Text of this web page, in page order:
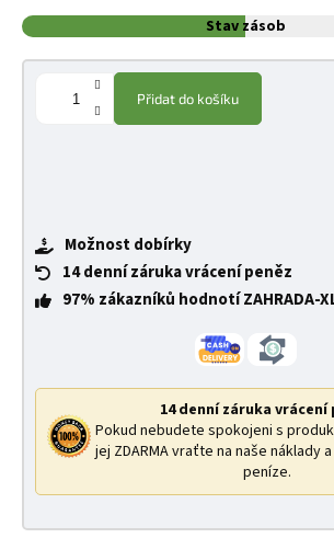
Stav zásob
Přidat do košíku
Možnost dobírky
14 denní záruka vrácení peněz
97% zákazníků hodnotí ZAHRADA-
14 denní záruka vrácení
Pokud nebudete spokojeni s
jej ZDARMA vraťte na naše náklady
peníze.